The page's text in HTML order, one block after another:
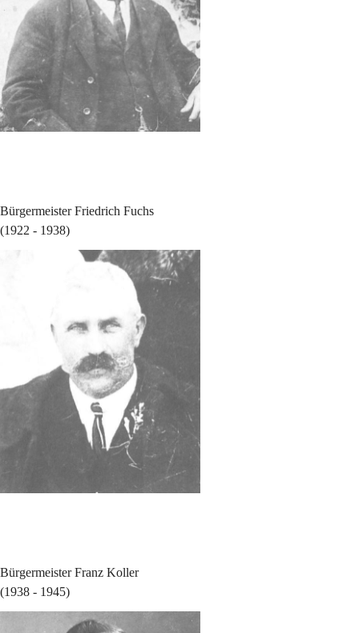
Bürgermeister Friedrich Fuchs
(1922 - 1938)
Bürgermeister Franz Koller
(1938 - 1945)